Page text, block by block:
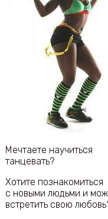
Мечтаете научиться
танцевать?
Хотите познакомиться
с новыми людьми и
встретить свою